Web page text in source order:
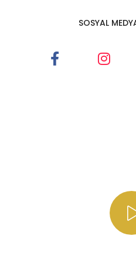
SOSYAL